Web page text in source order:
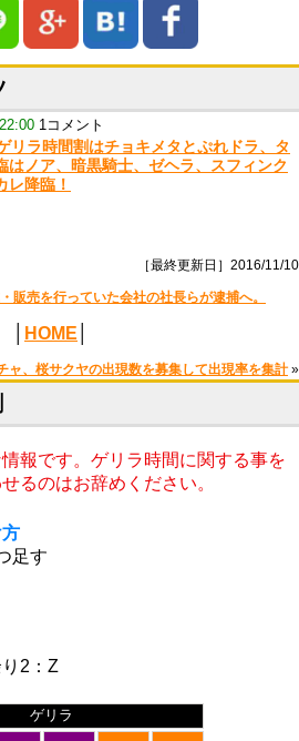
1コメント
リラ時間割はチョキメタとぷれドラ、タ
はノア、暗黒騎士、ゼヘラ、スフィンク
レ降臨！
［最終更新日］2016/11/10
販売を行っていた会社の社長らが逮捕へ。
HOME
ャ、桜サクヤの出現数を募集して出現率を集計»
報です。ゲリラ時間に関する事を
るのはお辞めください。
足す
2：Z
ゲリラ